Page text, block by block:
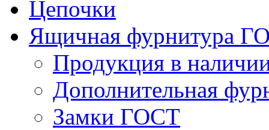
Цепочки
Ящичная фурнитура
Продукция в
Дополнительная
Замки ГОСТ